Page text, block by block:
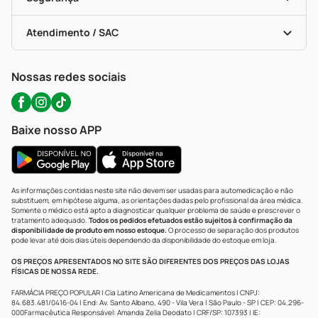
Troca E Devolução
Bulas De A A Z
Políticas De Marketplace
Testes Rápidos
Autoteste Covid-19
Certificado De Segurança
Portal Da Privacidade
Atendimento / SAC
WhatsApp (47) 9202-1687
Nossas redes sociais
Baixe nosso APP
As informações contidas neste site não devem ser usadas para automedicação e não
substituem, em hipótese alguma, as orientações dadas pelo profissional da área médica.
Somente o médico está apto a diagnosticar qualquer problema de saúde e prescrever o
tratamento adequado. Todos os pedidos efetuados estão sujeitos à confirmação da
disponibilidade de produto em nosso estoque.O processo de separação dos produtos
pode levar até dois dias úteis dependendo da disponibilidade do estoque em loja.
OS PREÇOS APRESENTADOS NO SITE SÃO DIFERENTES DOS PREÇOS DAS LOJAS
FÍSICAS DE NOSSA REDE.
FARMÁCIA PREÇO POPULAR | Cia Latino Americana de Medicamentos | CNPJ:
84.683.481/0416-04 | End: Av. Santo Albano, 490 - Vila Vera | São Paulo - SP | CEP: 04.296-
000Farmacêutica Responsável: Amanda Zelia Deodato | CRF/SP: 107393 | IE: